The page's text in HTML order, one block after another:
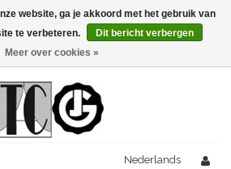
Nederlands
website, ga je akkoord met het gebruik van
te verbeteren.
Dit bericht verbergen
Meer over cookies »